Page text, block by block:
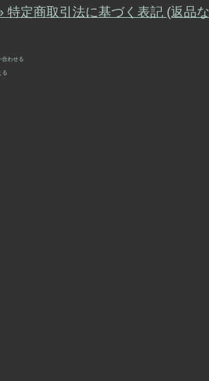
特定商取引法に基づく表記 (返品
合わせる
る